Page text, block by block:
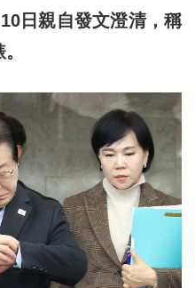
日親自發文澄清，稱